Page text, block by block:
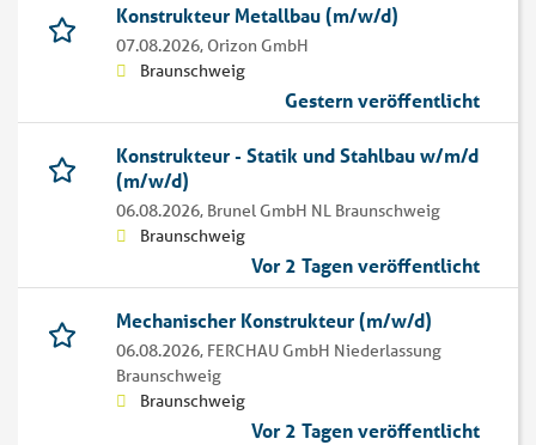
Konstrukteur Metallbau (m/w/d)
07.08.2026, Orizon GmbH
Braunschweig
Gestern veröffentlicht
Konstrukteur - Statik und Stahlbau w/m/d
(m/w/d)
06.08.2026, Brunel GmbH NL Braunschweig
Braunschweig
Vor 2 Tagen veröffentlicht
Mechanischer Konstrukteur (m/w/d)
06.08.2026, FERCHAU GmbH Niederlassung
Braunschweig
Braunschweig
Vor 2 Tagen veröffentlicht